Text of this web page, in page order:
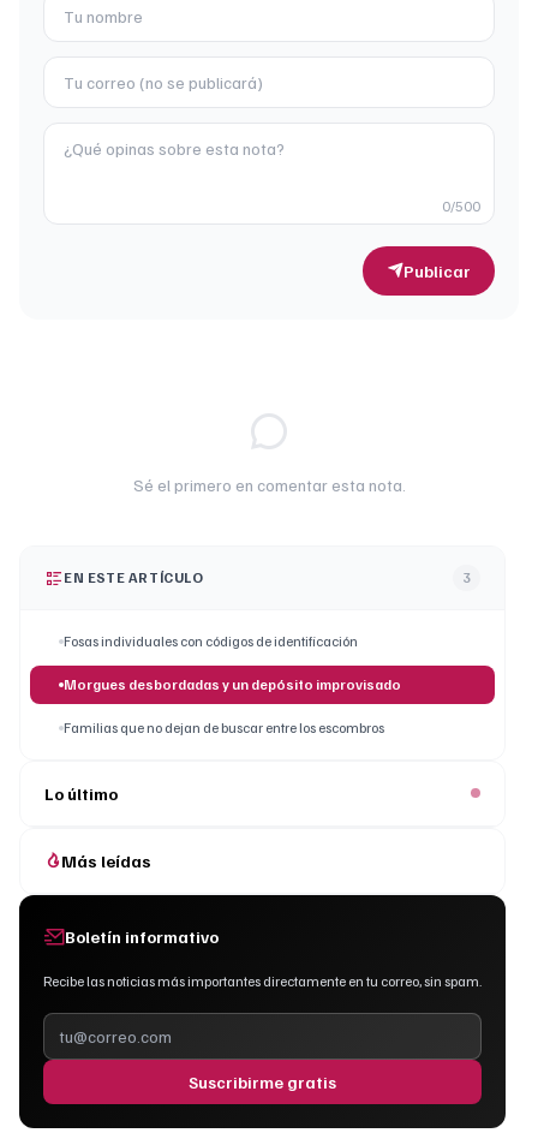
0/500
Publicar
Sé el primero en comentar esta nota.
EN ESTE ARTÍCULO 3
Fosas individuales con códigos de identificación
Morgues desbordadas y un depósito improvisado
Familias que no dejan de buscar entre los escombros
Lo último
Más leídas
Boletín informativo
Recibe las noticias más importantes directamente en tu correo, sin spam.
Suscribirme gratis